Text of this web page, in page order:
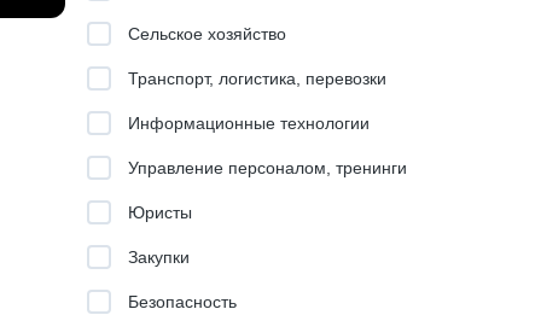
Сельское хозяйство
Транспорт, логистика, перевозки
Информационные технологии
Управление персоналом, тренинги
Юристы
Закупки
Безопасность